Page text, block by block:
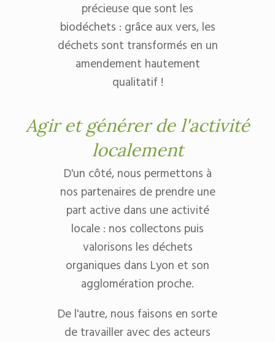
précieuse que sont les
biodéchets : grâce aux vers, les
déchets sont transformés en un
amendement hautement
qualitatif !
Agir et générer de l'activité
localement
D'un côté, nous permettons à
nos partenaires de prendre une
part active dans une activité
locale : nos collectons puis
valorisons les déchets
organiques dans Lyon et son
agglomération proche.
De l'autre, nous faisons en sorte
de travailler avec des acteurs